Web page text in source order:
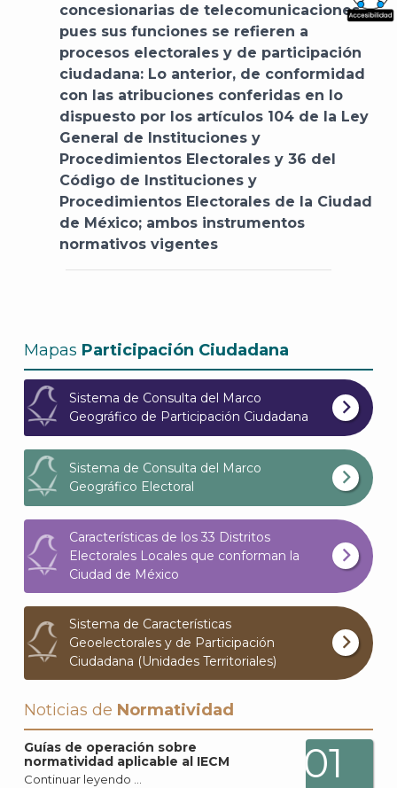
concesionarias de telecomunicaciones,
pues sus funciones se refieren a
procesos electorales y de participación
ciudadana: Lo anterior, de conformidad
con las atribuciones conferidas en lo
dispuesto por los artículos 104 de la Ley
General de Instituciones y
Procedimientos Electorales y 36 del
Código de Instituciones y
Procedimientos Electorales de la Ciudad
de México; ambos instrumentos
normativos vigentes
Mapas Participación Ciudadana
Sistema de Consulta del Marco
Geográfico de Participación Ciudadana
Sistema de Consulta del Marco
Geográfico Electoral
Características de los 33 Distritos
Electorales Locales que conforman la
Ciudad de México
Sistema de Características
Geoelectorales y de Participación
Ciudadana (Unidades Territoriales)
Noticias de Normatividad
Guías de operación sobre
normatividad aplicable al IECM
Continuar leyendo … 01